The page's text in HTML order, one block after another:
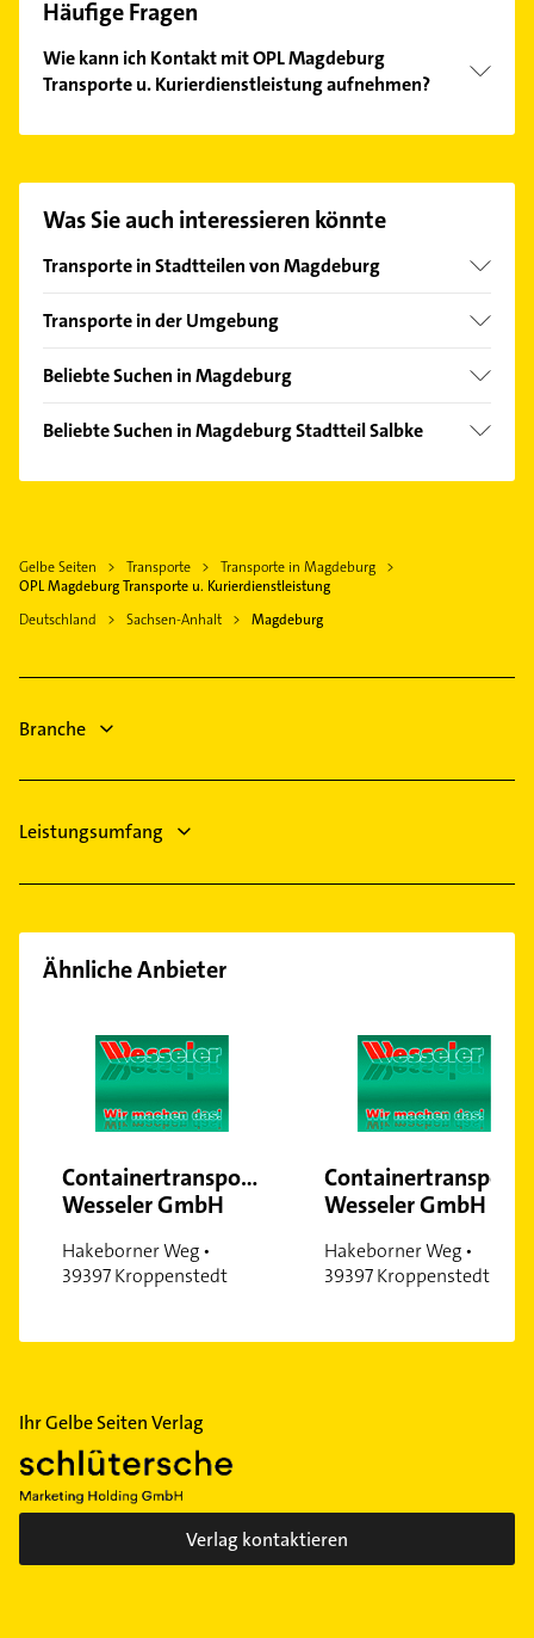
Häufige Fragen
Wie kann ich Kontakt mit OPL Magdeburg
Transporte u. Kurierdienstleistung aufnehmen?
auswählen. Hier finden Sie alleKontaktdaten
Was Sie auch interessieren könnte
Transporte in Stadtteilen von Magdeburg
Kannenstieg
Rothensee
Transporte in der Umgebung
Sülzetal
Biederitz
Möser
Wolmirstedt
Calbe (Saale)
Beliebte Suchen in Magdeburg
Schreiner
Rohrreinigung
Elektro Reparatur
Steuerberater
Gasinstallateur
Sanitärinstallation
Beliebte Suchen in Magdeburg Stadtteil Salbke
Putzfrau
Immobilienmakler
Gelbe Seiten Transporte
Transporte in Magdeburg
OPL Magdeburg Transporte u. Kurierdienstleistung
Deutschland
Sachsen-Anhalt Magdeburg
Branche
Leistungsumfang
Ähnliche Anbieter
Containertransporte
Wesseler GmbH
Hakeborner Weg •
39397 Kroppenstedt
Containertransporte
Wesseler GmbH
Hakeborner Weg •
39397 Kroppenstedt
Ihr Gelbe Seiten Verlag
Verlag kontaktieren